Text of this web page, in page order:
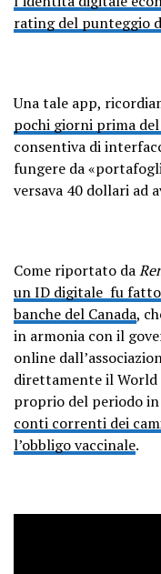
rating del punteggio
Una tale app,
pochi giorni prima
consentiva di
fungere da
versava 40 dollari ad
Come riportato da
un ID digitale fu fatto
banche del Canada,
in armonia con il
online
direttamente il World
proprio del periodo
conti correnti dei
l’obbligo vaccinale.